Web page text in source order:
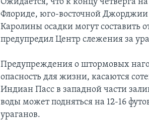
Флориде, юго-восточной
Каролины осадки могут составить
предупредил Центр слежения за
Предупреждения о штормовых
опасность для жизни, касаются
Индиан Пасс в западной части
воды может подняться на 12-16
ураганов.